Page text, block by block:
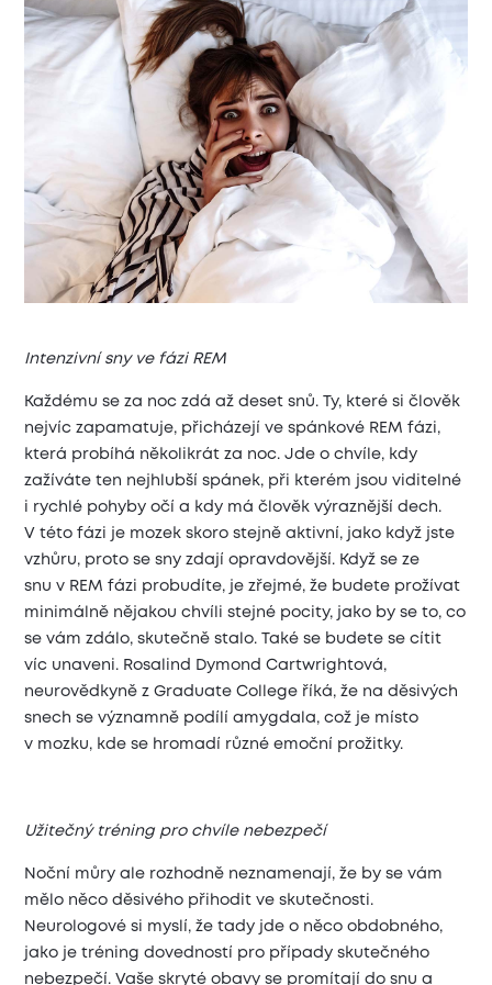
Intenzivní sny ve fázi REM
Každému se za noc zdá až deset snů. Ty, které si člověk
nejvíc zapamatuje, přicházejí ve spánkové REM fázi,
která probíhá několikrát za noc. Jde o chvíle, kdy
zažíváte ten nejhlubší spánek, při kterém jsou viditelné
i rychlé pohyby očí a kdy má člověk výraznější dech.
V této fázi je mozek skoro stejně aktivní, jako když jste
vzhůru, proto se sny zdají opravdovější. Když se ze
snu v REM fázi probudíte, je zřejmé, že budete prožívat
minimálně nějakou chvíli stejné pocity, jako by se to, co
se vám zdálo, skutečně stalo. Také se budete se cítit
víc unaveni. Rosalind Dymond Cartwrightová,
neurovědkyně z Graduate College říká, že na děsivých
snech se významně podílí amygdala, což je místo
v mozku, kde se hromadí různé emoční prožitky.
Užitečný tréning pro chvíle nebezpečí
Noční můry ale rozhodně neznamenají, že by se vám
mělo něco děsivého přihodit ve skutečnosti.
Neurologové si myslí, že tady jde o něco obdobného,
jako je tréning dovedností pro případy skutečného
nebezpečí. Vaše skryté obavy se promítají do snu a